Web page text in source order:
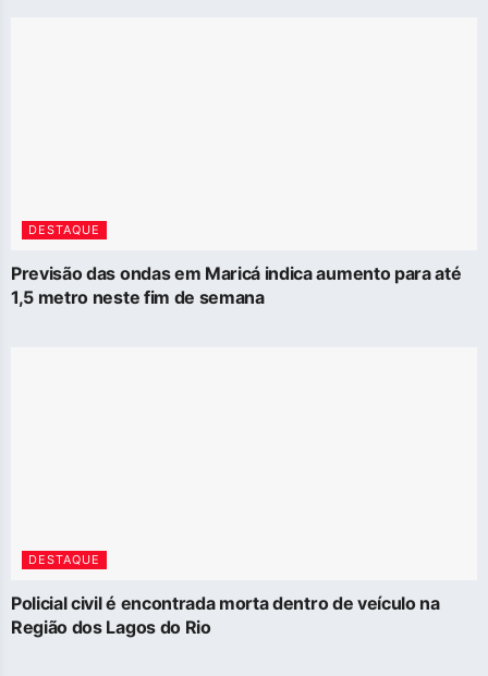
DESTAQUE
Previsão das ondas em Maricá indica aumento para até
1,5 metro neste fim de semana
DESTAQUE
Policial civil é encontrada morta dentro de veículo na
Região dos Lagos do Rio